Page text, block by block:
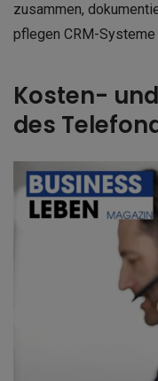
zusammen,
pflegen CRM-Systeme
Kosten-
des